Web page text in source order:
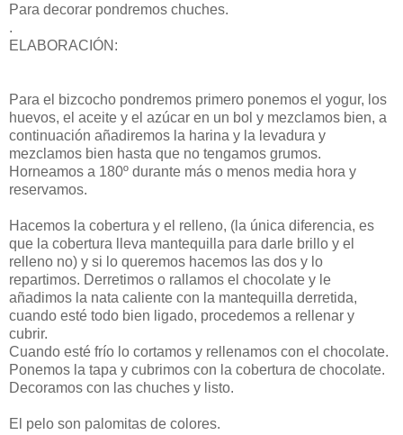
Para decorar pondremos chuches.
.
ELABORACIÓN:
Para el bizcocho pondremos primero ponemos el yogur, los
huevos, el aceite y el azúcar en un bol y mezclamos bien, a
continuación añadiremos la harina y la levadura y
mezclamos bien hasta que no tengamos grumos.
Horneamos a 180º durante más o menos media hora y
reservamos.
Hacemos la cobertura y el relleno, (la única diferencia, es
que la cobertura lleva mantequilla para darle brillo y el
relleno no) y si lo queremos hacemos las dos y lo
repartimos. Derretimos o rallamos el chocolate y le
añadimos la nata caliente con la mantequilla derretida,
cuando esté todo bien ligado, procedemos a rellenar y
cubrir.
Cuando esté frío lo cortamos y rellenamos con el chocolate.
Ponemos la tapa y cubrimos con la cobertura de chocolate.
Decoramos con las chuches y listo.
El pelo son palomitas de colores.